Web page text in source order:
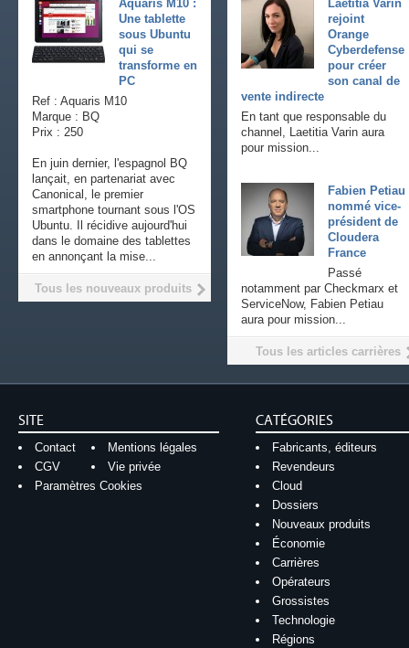
Laetitia Varin
rejoint
Orange
Cyberdefense
pour créer
son canal de
vente indirecte
En tant que responsable du
channel, Laetitia Varin aura
pour mission...
Fabien Petiau
nommé vice-
président de
Cloudera
France
Passé
notamment par Checkmarx et
ServiceNow, Fabien Petiau
aura pour mission...
Tous les articles carrières
Aquaris M10 :
Une tablette
sous Ubuntu
qui se
transforme en
PC
Ref : Aquaris M10
Marque : BQ
Prix : 250
En juin dernier, l'espagnol BQ
lançait, en partenariat avec
Canonical, le premier
smartphone tournant sous l'OS
Ubuntu. Il récidive aujourd'hui
dans le domaine des tablettes
en annonçant la mise...
Tous les nouveaux produits
SITE
Contact
Mentions légales
CGV
Vie privée
Paramètres Cookies
CATÉGORIES
Fabricants, éditeurs
Revendeurs
Cloud
Dossiers
Nouveaux produits
Économie
Carrières
Opérateurs
Grossistes
Technologie
Régions